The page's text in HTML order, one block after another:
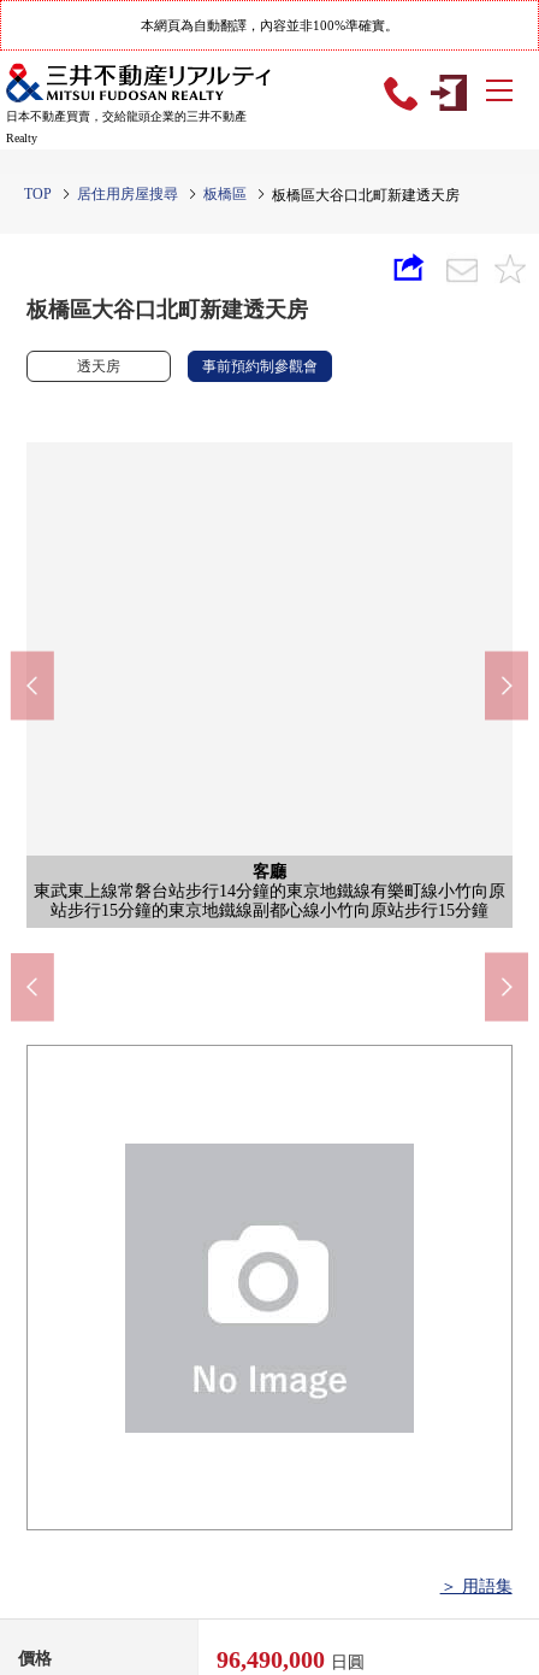
本網頁為自動翻譯，內容並非100%準確實。
日本不動產買賣，交給龍頭企業的三井不動產
Realty
TOP 居住用房屋搜尋 板橋區 板橋區大谷口北町新建透天房
板橋區大谷口北町新建透天房
透天房 事前預約制參觀會
客廳
東武東上線常磐台站步行14分鐘的東京地鐵線有樂町線小竹向原
站步行15分鐘的東京地鐵線副都心線小竹向原站步行15分鐘
外觀
如果到離得最近的有樂町線、副都心線"小竹向原"車站步行15分鐘
是在每天的通勤、上學以及假日的外出便利的位置。
區劃圖
土地面積64.67平方公尺(約19.56坪)
客廳
[約18.5張塌塌米LDK]
廚房
是一邊認為交流是家族、朋友，一邊菜能享用的開放式廚房。
西式房間
[約8.0張塌塌米西式房間](含有WIC)
西式房間
因為在包廂中最廣泛地具有嵌入式衣櫃所以在主卧室推薦。
西式房間
[約5.3張塌塌米西式房間]
西式房間
裝飾喜歡的室內裝飾，做能家族和平的安慰的空間，能要。
西式房間
[約4.7張塌塌米西式房間]
西式房間
是把供來客使用的客廳以及書齋，孩子的遊戲室在生活方式合起
來，能利用的西式房間。
西式房間
[約5.5張塌塌米西式房間]
西式房間
室內是容易把保養換成的全室木地板式樣。平常使用層拖把，簡
單地清掃。
洗臉
是有三面鏡的盥洗台。三面鏡會角度調整，能從多方向進行外表
檢查。
公共汽車
癒yasu由於1日的疲勞在以白領為基調的亮的印象的浴室放鬆的時
間。
廁所
1F廁所，廁所被在1.3樓的2個地方安置，也能無多心而忙的時間段
以及來客時使用。
廁所
是3F廁所，溫水衝洗功能在的廁所。
陽台
3F陽台
陽台
好像曬每天的洗的衣物的時間變得快樂的陽台。在假日，能曬一
次家族的床上用品。是住mau一方的用法的可能性根據自由構思擴
展到的空間。
風景
來自陽台的風景
外觀
在本公司，顧客放心，商談，單元對應吧。如感興趣,歡迎請隨時
聯繫我們。
停車場
有車庫(出自車型的)，能享用蜷曲者如果。不也由於門口直通的流
跡線到雨的日濕掉而舒適。
含有前面道路的外觀
在前面道路，已經柏油鋪設，并且步行以及騎自行車的移動也順
利。因為沒面向主要街道所以比較是交通量的少的區域。請一定
在當地確認實際的陽光。
含有前面道路的外觀
另外，當可能有什麼對房子的購買不知道，不安的事情的時候請
一定和本公司聯系。
ＯＫ大谷口商店(約160m)
好以及塞納大谷口商店(約480m)
全家便利店板橋大谷口北町商店(約130m)
7-Eleven板橋小茂根2丁目商店(約270m)
Tomod's大谷口商店(約480m)
山倉醫院(約180m)
板橋大谷口北郵局(約300m)
大谷口兒童快樂園(約390m)
板橋區立大谷口小學(約250m)
板橋區長靴板橋第2中學(約890m)
＞ 用語集
價格 96,490,000 日圓